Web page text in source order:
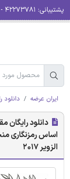
پشتیبانی:
ایران عرضه دانلود
دانلود
اساس رمزنگاری
الزویر 2017